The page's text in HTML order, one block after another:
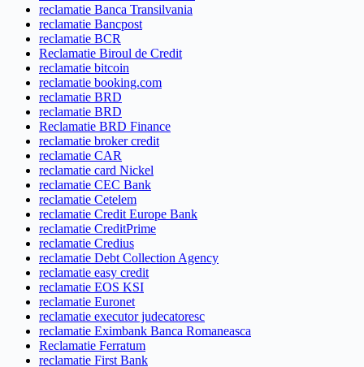
reclamatie Banca Transilvania
reclamatie Bancpost
reclamatie BCR
Reclamatie Biroul de Credit
reclamatie bitcoin
reclamatie booking.com
reclamatie BRD
reclamatie BRD
Reclamatie BRD Finance
reclamatie broker credit
reclamatie CAR
reclamatie card Nickel
reclamatie CEC Bank
reclamatie Cetelem
reclamatie Credit Europe Bank
reclamatie CreditPrime
reclamatie Credius
reclamatie Debt Collection Agency
reclamatie easy credit
reclamatie EOS KSI
reclamatie Euronet
reclamatie executor judecatoresc
reclamatie Eximbank Banca Romaneasca
Reclamatie Ferratum
reclamatie First Bank